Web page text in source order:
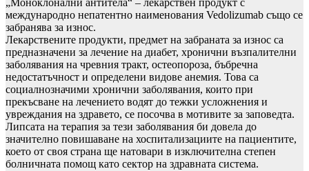
„Моноклонални антитела“ – лекарствен продукт с
международно непатентно наименования Vedolizumab също се
забранява за износ.
Лекарствените продукти, предмет на забраната за износ са
предназначени за лечение на диабет, хронични възпалителни
заболявания на чревния тракт, остеопороза, бъбречна
недостатъчност и определени видове анемия. Това са
социалнозначими хронични заболявания, които при
прекъсване на лечението водят до тежки усложнения и
увреждания на здравето, се посочва в мотивите за заповедта.
Липсата на терапия за тези заболявания би довела до
значително повишаване на хоспитализациите на пациентите,
което от своя страна ще натовари в изключителна степен
болничната помощ като сектор на здравната система.